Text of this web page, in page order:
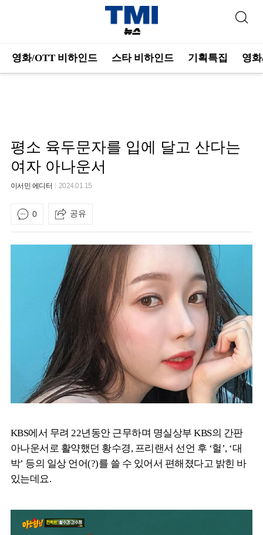
영화/OTT 비하인드 스타 비하인드 기획특집 영
평소 육두문자를 입에 달고 산다는
여자 아나운서
이서민 에디터 2024.01.15
0 공유
KBS에서 무려 22년동안 근무하며 명실상부 KBS의 간판
아나운서로 활약했던 황수경, 프리랜서 선언 후 ‘헐’, ‘대
박’ 등의 일상 언어(?)를 쓸 수 있어서 편해졌다고 밝힌 바
있는데요.